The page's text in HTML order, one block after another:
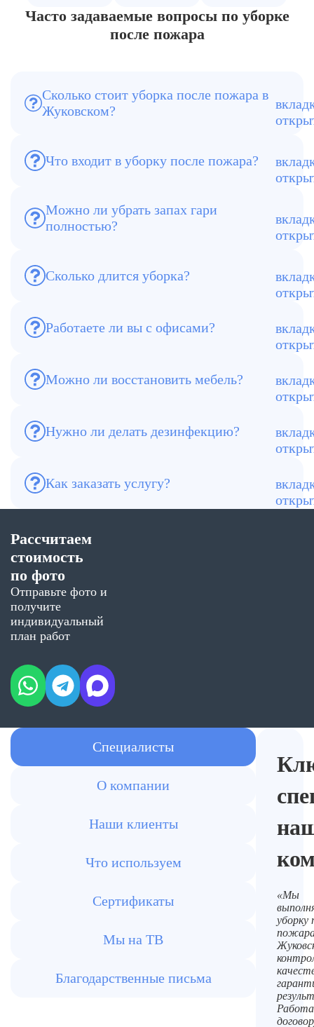
Часто задаваемые вопросы по уборке
после пожара
Сколько стоит уборка после пожара в
Жуковском?
Цена зависит от площади и степени
Что входит в уборку после пожара?
Очистка, дезинфекция, удаление запаха,
Можно ли убрать запах гари
полностью?
Да, используем озонирование и
Сколько длится уборка?
От нескольких часов до 2–3 дней.
Работаете ли вы с офисами?
Да, выполняем клининг офисов и
Можно ли восстановить мебель?
В большинстве случаев — да, с
Нужно ли делать дезинфекцию?
Да, после пожара это обязательно.
Как заказать услугу?
Оставьте заявку — менеджер свяжется с
Рассчитаем
стоимость
по фото
Отправьте фото и
получите
индивидуальный
план работ
Специалисты
О компании
Наши клиенты
Что используем
Сертификаты
Мы на ТВ
Благодарственные письма
«Мы
уборку